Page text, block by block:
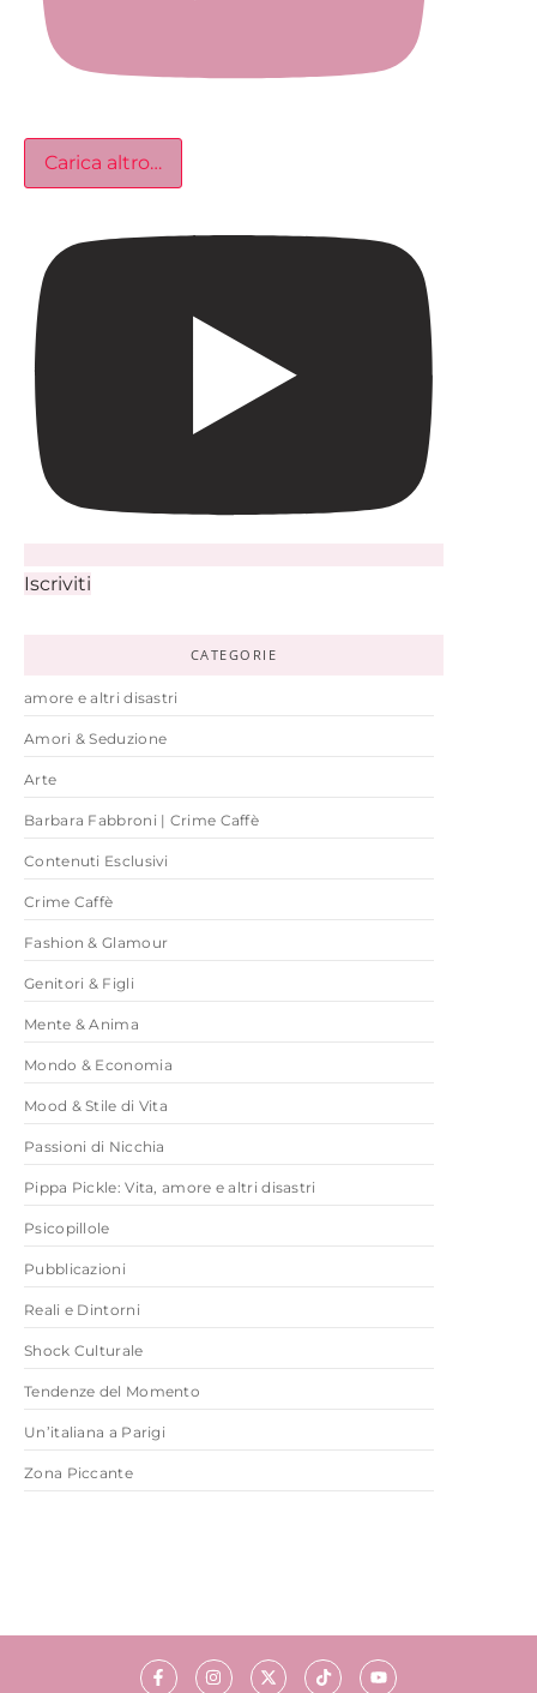
Carica altro…
Iscriviti
CATEGORIE
amore e altri disastri
Amori & Seduzione
Arte
Barbara Fabbroni | Crime Caffè
Contenuti Esclusivi
Crime Caffè
Fashion & Glamour
Genitori & Figli
Mente & Anima
Mondo & Economia
Mood & Stile di Vita
Passioni di Nicchia
Pippa Pickle: Vita, amore e altri disastri
Psicopillole
Pubblicazioni
Reali e Dintorni
Shock Culturale
Tendenze del Momento
Un’italiana a Parigi
Zona Piccante